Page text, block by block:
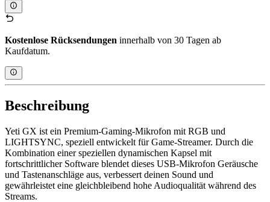
Kostenlose Rücksendungen innerhalb von 30 Tagen ab
Kaufdatum.
Beschreibung
Yeti GX ist ein Premium-Gaming-Mikrofon mit RGB und
LIGHTSYNC, speziell entwickelt für Game-Streamer. Durch die
Kombination einer speziellen dynamischen Kapsel mit
fortschrittlicher Software blendet dieses USB-Mikrofon Geräusche
und Tastenanschläge aus, verbessert deinen Sound und
gewährleistet eine gleichbleibend hohe Audioqualität während des
Streams.